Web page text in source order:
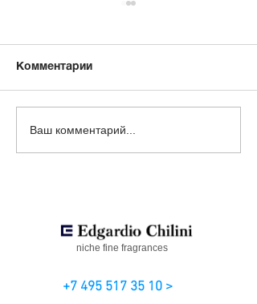
Нишевые И
Комментарии
Ваш комментарий...
niche fine fragrances
+7 495 517 35 10 >